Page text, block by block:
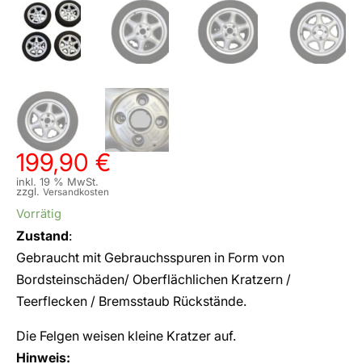
199,90 €
inkl. 19 % MwSt.
zzgl. Versandkosten
Vorrätig
Zustand:
Gebraucht mit Gebrauchsspuren in Form von
Bordsteinschäden/ Oberflächlichen Kratzern /
Teerflecken / Bremsstaub Rückstände.
Die Felgen weisen kleine Kratzer auf.
Hinweis: